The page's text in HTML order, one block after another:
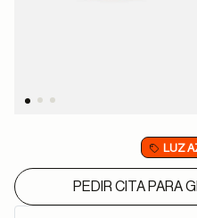
LUZ
PEDIR CITA PARA